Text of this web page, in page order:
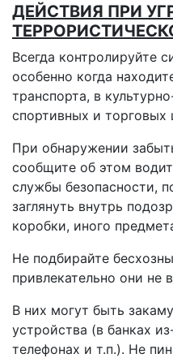
ДЕЙСТВИЯ ПРИ
Всегда контролируйте
особенно когда
транспорта, в
спортивных и торговых
При обнаружении
сообщите об этом
службы безопасности,
заглянуть внутрь
коробки, иного
Не подбирайте
привлекательно они не
В них могут быть
устройства (в банках
телефонах и т.п.). Не